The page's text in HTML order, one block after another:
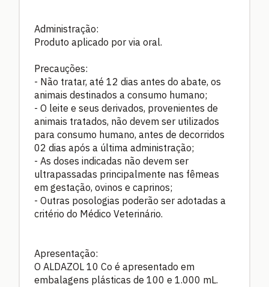
Administração:
Produto aplicado por via oral.
Precauções:
- Não tratar, até 12 dias antes do abate, os
animais destinados a consumo humano;
- O leite e seus derivados, provenientes de
animais tratados, não devem ser utilizados
para consumo humano, antes de decorridos
02 dias após a última administração;
- As doses indicadas não devem ser
ultrapassadas principalmente nas fêmeas
em gestação, ovinos e caprinos;
- Outras posologias poderão ser adotadas a
critério do Médico Veterinário.
Apresentação:
O ALDAZOL 10 Co é apresentado em
embalagens plásticas de 100 e 1.000 mL.